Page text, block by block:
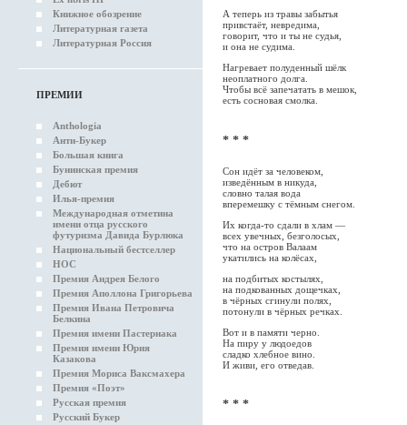
Книжное обозрение
Литературная газета
Литературная Россия
ПРЕМИИ
Anthologia
Анти-Букер
Большая книга
Бунинская премия
Дебют
Илья-премия
Международная отметина
имени отца русского
футуризма Давида Бурлюка
Национальный бестселлер
НОС
Премия Андрея Белого
Премия Аполлона Григорьева
Премия Ивана Петровича
Белкина
Премия имени Пастернака
Премия имени Юрия
Казакова
Премия Мориса Ваксмахера
Премия «Поэт»
Русская премия
Русский Букер
А теперь из травы забытья
привстаёт, невредима,
говорит, что и ты не судья,
и она не судима.
Нагревает полуденный шёлк
неоплатного долга.
Чтобы всё запечатать в мешок,
есть сосновая смолка.
* * *
Сон идёт за человеком,
изведённым в никуда,
словно талая вода
вперемешку с тёмным снегом.
Их когда-то сдали в хлам —
всех увечных, безголосых,
что на остров Валаам
укатились на колёсах,
на подбитых костылях,
на подкованных дощечках,
в чёрных сгинули полях,
потонули в чёрных речках.
Вот и в памяти черно.
На пиру у людоедов
сладко хлебное вино.
И живи, его отведав.
* * *